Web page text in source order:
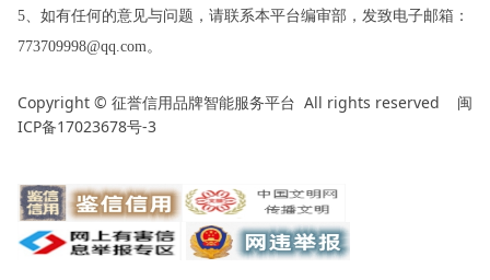
5、如有任何的意见与问题，请联系本平台编审部，发致电子邮箱：
773709998@qq.com。
Copyright © 征誉信用品牌智能服务平台 All rights reserved
闽
ICP备17023678号-3